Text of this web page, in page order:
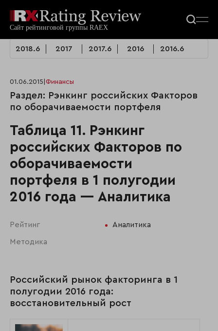
2018.6 2017 2017.6 2016 2016.6
01.06.2015 Финансы
Раздел: Рэнкинг российских Факторов
по оборачиваемости портфеля
Таблица 11. Рэнкинг
российских Факторов по
оборачиваемости
портфеля в 1 полугодии
2016 года — Аналитика
Рейтинг Аналитика
Методика
Российский рынок факторинга в 1
полугодии 2016 года:
восстановительный рост